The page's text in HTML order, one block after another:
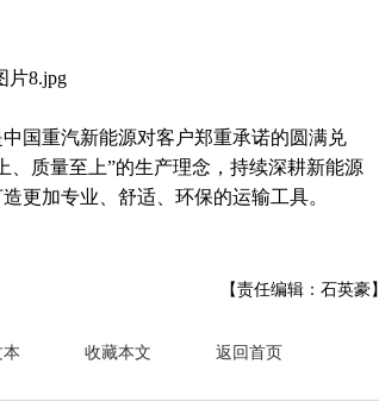
国重汽新能源对客户郑重承诺的圆满兑
、质量至上”的生产理念，持续深耕新能源
更加专业、舒适、环保的运输工具。
【责任编辑：石英豪】
收藏本文 返回首页